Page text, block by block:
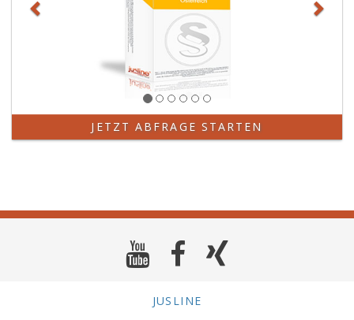
JETZT ABFRAGE STARTEN
JUSLINE